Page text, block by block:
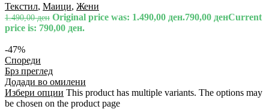
Текстил, Маици, Жени
1.490,00ден Original price was: 1.490,00 ден.790,00 денCurrent
price is: 790,00 ден.
-47%
Спореди
Брз преглед
Додади во омилени
Избери опции This product has multiple variants. The options may
be chosen on the product page